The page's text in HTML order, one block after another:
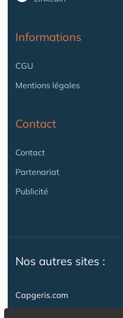
Informations
CGU
Mentions légales
Contact
Contact
Partenariat
Publicité
Nos autres sites :
Capgeris.com